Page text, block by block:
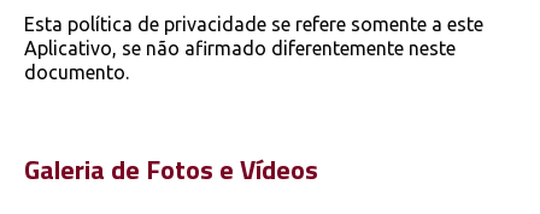
Esta política de privacidade se refere somente a este
Aplicativo, se não afirmado diferentemente neste
documento.
Galeria de Fotos e Vídeos